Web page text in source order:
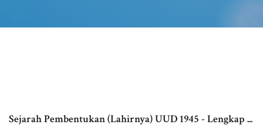
Sejarah Pembentukan (Lahirnya) UUD 1945 - Lengkap ...